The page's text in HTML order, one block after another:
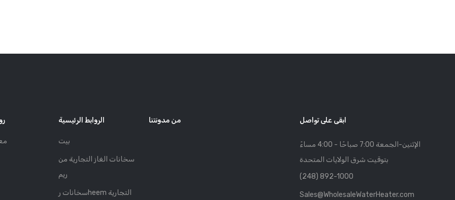
الروابط الرئيسية
بيت
سخانات الغاز التجارية من
ريم
سخانات رheem التجارية
من مدونتنا ابقى على تواصل
الإثنين-الجمعة 7:00 صباحًا - 4:00 مساءً
بتوقيت شرق الولايات المتحدة
(248) 892-1000
Sales@WholesaleWaterHeater.com